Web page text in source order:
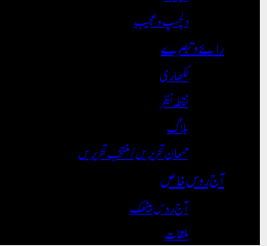
دلچسپ و عجیب
رائے و تبصرے
لکھاری
نقطہ نظر
بلاگ
مہمان تحریریں / منتخب تحریریں
آج روس خاص
آج روس بیٹھک
ملقات